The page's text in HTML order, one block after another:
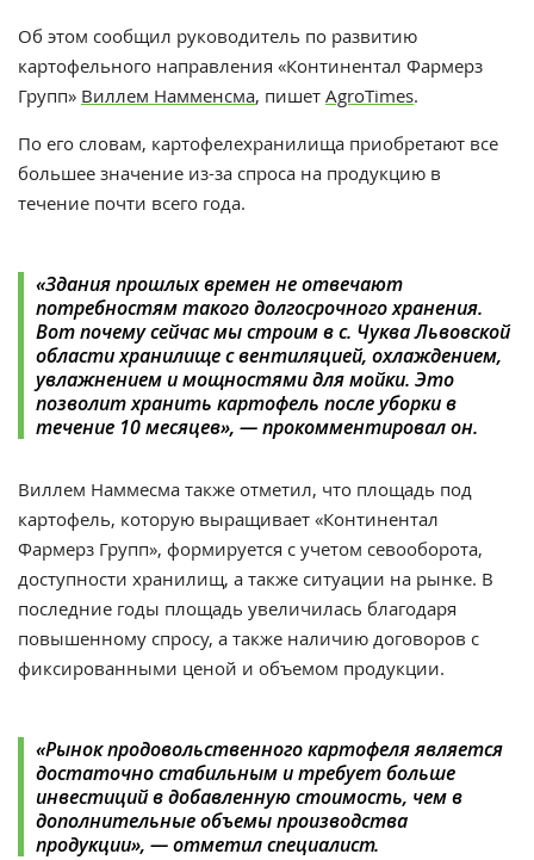
Об этом сообщил руководитель по развитию
картофельного направления «Континентал Фармерз
Групп» Виллем Намменсма, пишет AgroTimes.
По его словам, картофелехранилища приобретают все
большее значение из-за спроса на продукцию в
течение почти всего года.
«Здания прошлых времен не отвечают
потребностям такого долгосрочного хранения.
Вот почему сейчас мы строим в с. Чуква Львовской
области хранилище с вентиляцией, охлаждением,
увлажнением и мощностями для мойки. Это
позволит хранить картофель после уборки в
течение 10 месяцев», — прокомментировал он.
Виллем Наммесма также отметил, что площадь под
картофель, которую выращивает «Континентал
Фармерз Групп», формируется с учетом севооборота,
доступности хранилищ, а также ситуации на рынке. В
последние годы площадь увеличилась благодаря
повышенному спросу, а также наличию договоров с
фиксированными ценой и объемом продукции.
«Рынок продовольственного картофеля является
достаточно стабильным и требует больше
инвестиций в добавленную стоимость, чем в
дополнительные объемы производства
продукции», — отметил специалист.